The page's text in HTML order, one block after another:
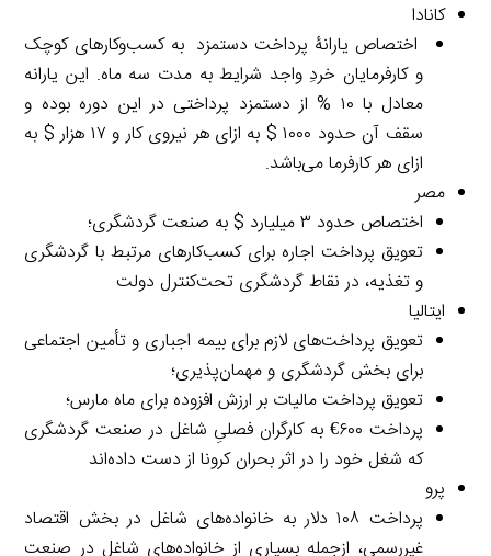
کانادا
اختصاص یارانۀ پرداخت دستمزد به کسب‌وکارهای کوچک
و کارفرمایان خردِ واجد شرایط به مدت سه ماه. این یارانه
معادل با ۱۰ % از دستمزد پرداختی در این دوره بوده و
سقف آن حدود ۱۰۰۰ $ به ازای هر نیروی کار و ۱۷ هزار $ به
ازای هر کارفرما می‌باشد.
مصر
اختصاص حدود ۳ میلیارد $ به صنعت گردشگری؛
تعویق پرداخت اجاره برای کسب‌کارهای مرتبط با گردشگری
و تغذیه، در نقاط گردشگری تحت‌کنترل دولت
ایتالیا
تعویق پرداخت‌های لازم برای بیمه اجباری و تأمین اجتماعی
برای بخش گردشگری و مهمان‌پذیری؛
تعویق پرداخت مالیات بر ارزش افزوده برای ماه مارس؛
پرداخت ۶۰۰€ به کارگران فصلیِ شاغل در صنعت گردشگری
که شغل خود را در اثر بحران کرونا از دست داده‌اند
پرو
پرداخت ۱۰۸ دلار به خانواده‌های شاغل در بخش اقتصاد
غیررسمی، ازجمله بسیاری از خانواده‌های شاغل در صنعت